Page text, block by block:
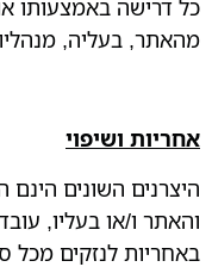
כל דרישה באמצעותו
מהאתר, בעליה, מנהליו
אחריות ושיפוי
היצרנים השונים
והאתר ו/או בעליו,
באחריות לנזקים מכל